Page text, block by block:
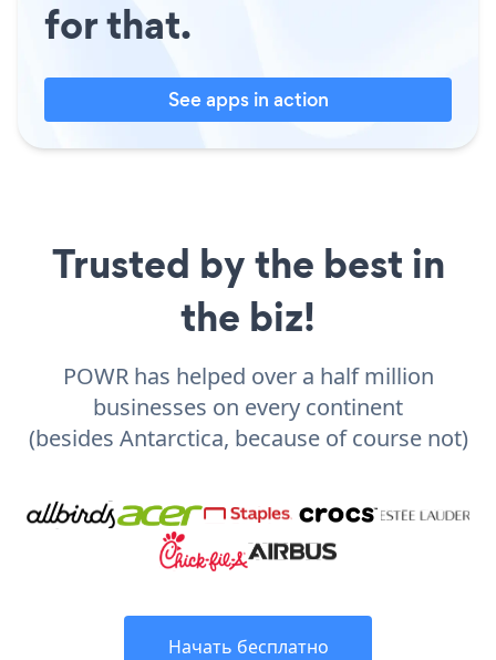
for that.
See apps in action
Trusted by the best in
the biz!
POWR has helped over a half million
businesses on every continent
(besides Antarctica, because of course not)
Начать бесплатно